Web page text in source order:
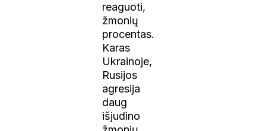
reaguoti,
žmonių
procentas.
Karas
Ukrainoje,
Rusijos
agresija
daug
išjudino